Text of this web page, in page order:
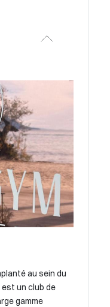
au sein du
est un club de
gamme